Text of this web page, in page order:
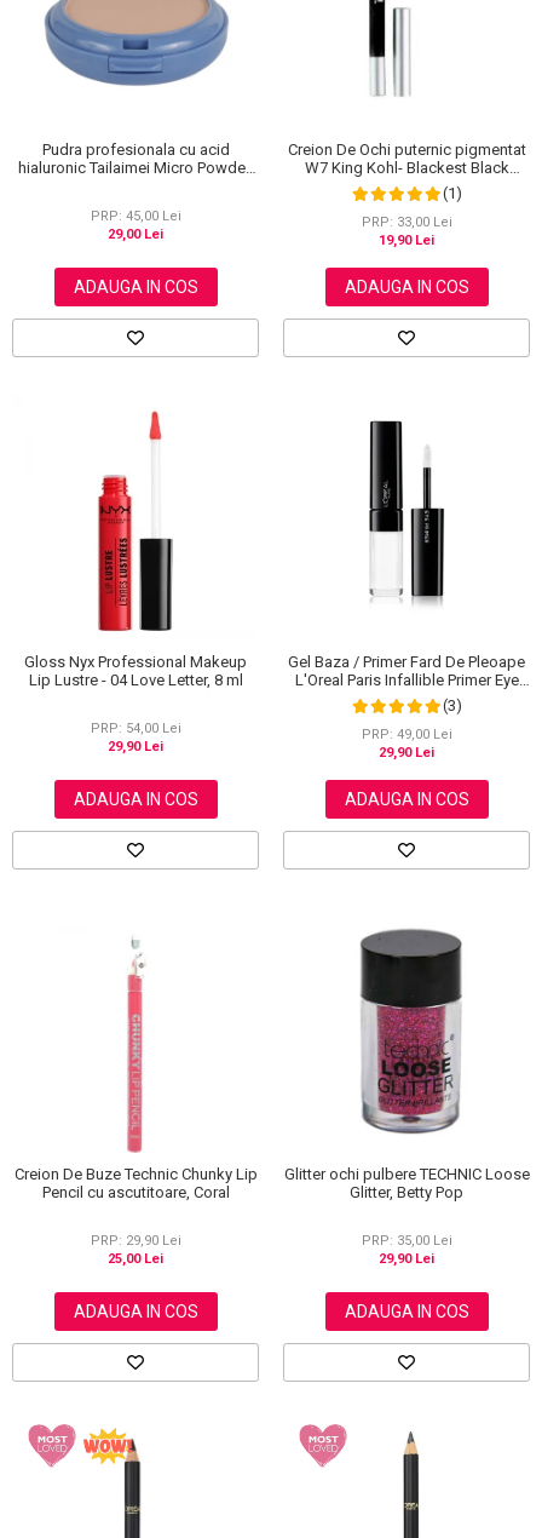
Pudra profesionala cu acid
hialuronic Tailaimei Micro Powder,
PRP: 45,00 Lei
29,00 Lei
ADAUGA IN COS
Creion De Ochi puternic pigmentat
W7 King Kohl- Blackest Black
(Negru) (1)
PRP: 33,00 Lei
19,90 Lei
ADAUGA IN COS
Gloss Nyx Professional Makeup
Lip Lustre - 04 Love Letter, 8 ml
PRP: 54,00 Lei
29,90 Lei
ADAUGA IN COS
Gel Baza / Primer Fard De Pleoape
L'Oreal Paris Infallible Primer Eye
Shadow Base 100, 3 ml
(3)
PRP: 49,00 Lei
29,90 Lei
ADAUGA IN COS
Creion De Buze Technic Chunky Lip
Pencil cu ascutitoare, Coral
PRP: 29,90 Lei
25,00 Lei
ADAUGA IN COS
Glitter ochi pulbere TECHNIC Loose
Glitter, Betty Pop
PRP: 35,00 Lei
29,90 Lei
ADAUGA IN COS